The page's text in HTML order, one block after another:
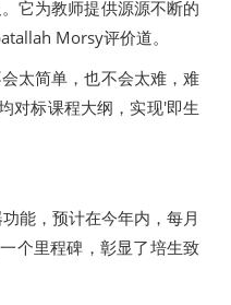
它为教师提供源源不断的
Morsy评价道。
太简单，也不会太难，难
对标课程大纲，实现'即生
能，预计在今年内，每月
个里程碑，彰显了培生致